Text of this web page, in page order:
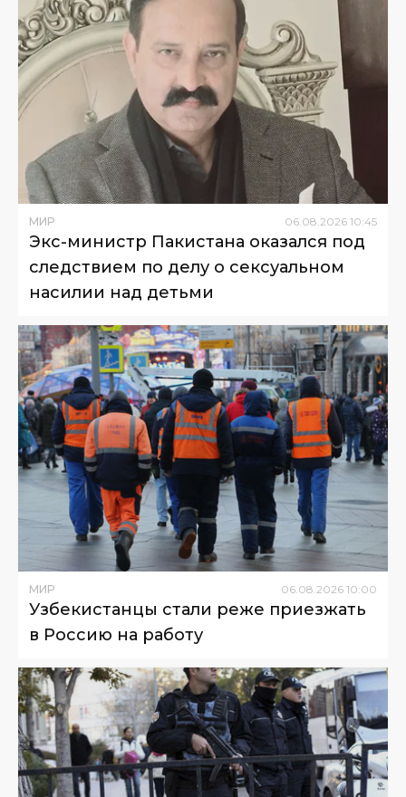
МИР 06 08 2026 10:45
Экс-министр Пакистана оказался под
следствием по делу о сексуальном
насилии над детьми
МИР 06.08.2026 10:00
Узбекистанцы стали реже приезжать
в Россию на работу